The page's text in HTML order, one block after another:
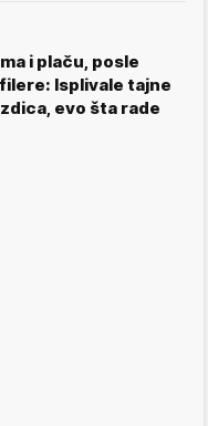
i plaču, posle
Isplivale tajne
evo šta rade